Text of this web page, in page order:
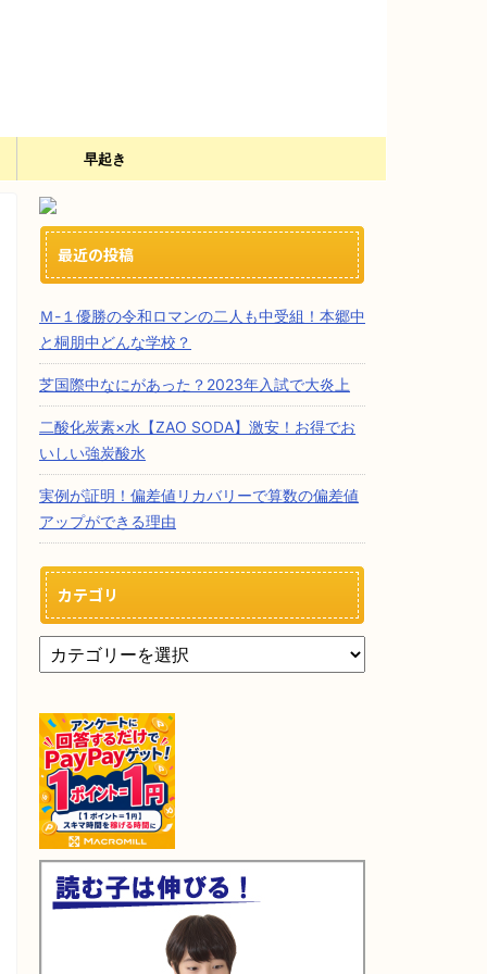
早起き
最近の投稿
Ｍ-１優勝の令和ロマンの二人も中受組！本郷中
と桐朋中どんな学校？
芝国際中なにがあった？2023年入試で大炎上
二酸化炭素×水【ZAO SODA】激安！お得でお
いしい強炭酸水
実例が証明！偏差値リカバリーで算数の偏差値
アップができる理由
カテゴリ